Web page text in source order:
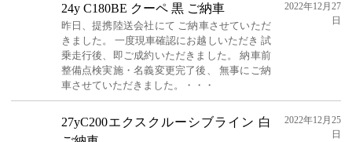
24y C180BE クーペ 黒 ご納車
昨日、提携陸送会社にて ご納車させていただ
きました。 一度現車確認にお越しいただき 試
乗走行後、即ご成約いただきました。 納車前
整備点検実施・名義変更完了後、 無事にご納
車させていただきました。・・・
2022年12月27
日
27yC200エクスクルーシブライン 白
2022年12月25
日